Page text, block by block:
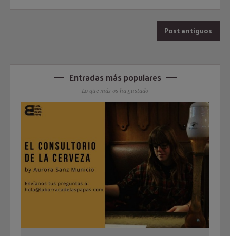
Post antiguos
Entradas más populares
Lo que más os ha gustado